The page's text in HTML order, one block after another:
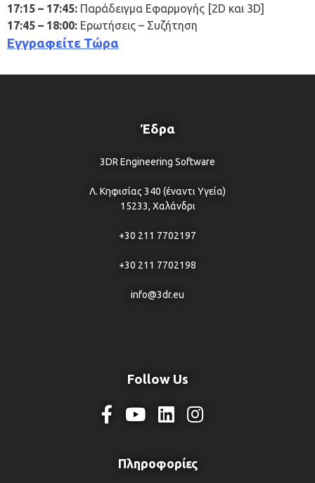
17:15 – 17:45: Παράδειγμα Εφαρμογής [2D και 3D]
17:45 – 18:00: Ερωτήσεις – Συζήτηση
Εγγραφείτε Τώρα
Έδρα
3DR Engineering Software
Λ. Κηφισίας 340 (έναντι Υγεία)
15233, Χαλάνδρι
+30 211 7702197
+30 211 7702198
info@3dr.eu
Follow Us